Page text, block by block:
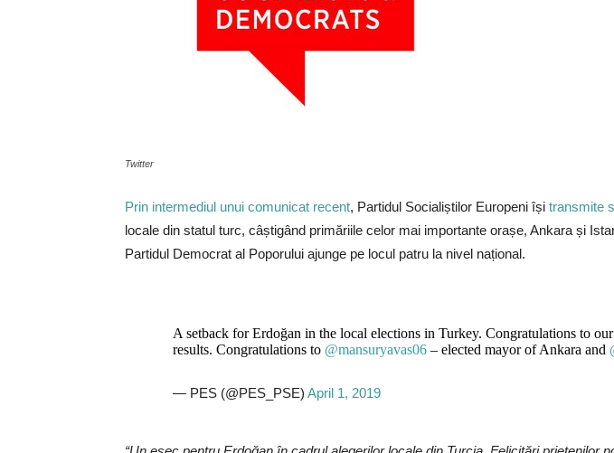
Twitter
Prin intermediul unui comunicat recent, Partidul Socialiștilor Europeni își transmite
locale din statul turc, câștigând primăriile celor mai importante orașe, Ankara și
Partidul Democrat al Poporului ajunge pe locul patru la nivel național.
A setback for Erdoğan in the local elections in Turkey. Congratulations to
results. Congratulations to @mansuryavas06 – elected mayor of Ankara and
— PES (@PES_PSE)April 1, 2019